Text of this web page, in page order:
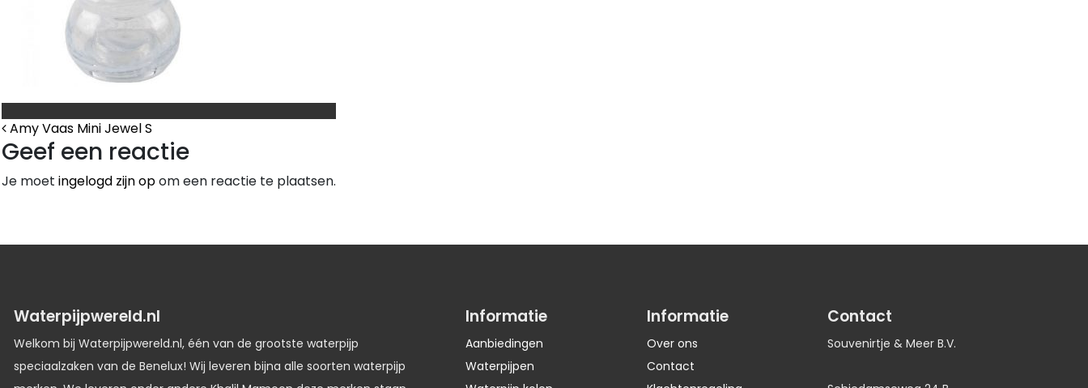
Bericht Navigatie
Amy Vaas Mini Jewel S
Geef een reactie
Je moet ingelogd zijn opom een reactie te plaatsen.
Waterpijpwereld.nl
Welkom bij Waterpijpwereld.nl, één van de grootste waterpijp
speciaalzaken van de Benelux! Wij leveren bijna alle soorten waterpijp
Informatie
Aanbiedingen
Waterpijpen
Informatie
Over ons
Contact
Contact
Souvenirtje & Meer B.V.